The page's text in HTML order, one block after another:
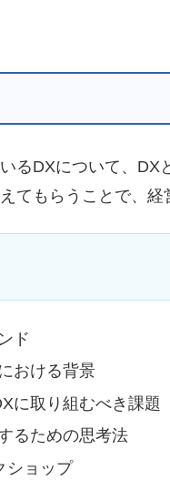
るDXについて、
てもらうことで、
ド
おける背景
に取り組むべき課題
るための思考法
ショップ